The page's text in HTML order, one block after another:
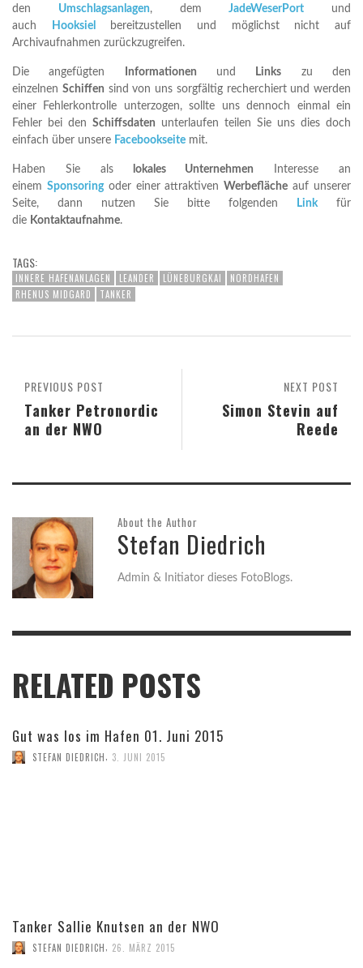
den Umschlagsanlagen, demJadeWeserPort und
auch
Hooksiel
bereitzustellen und möglichst nicht auf
Archivaufnahmen zurückzugreifen.
Die angefügten Informationen und Links zu den
einzelnen Schiffen sind von uns sorgfältig recherchiert und werden
einer Fehlerkontrolle unterzogen, sollte uns dennoch einmal ein
Fehler bei den Schiffsdaten unterlaufen teilen Sie uns dies doch
einfach über unsere Facebookseite mit.
Haben Sie alslokales Unternehmen Interesse an
einem Sponsoringoder einer attraktivenWerbefläche auf unserer
Seite, dann nutzen Sie bitte folgenden
Linkfür
die Kontaktaufnahme.
TAGS:
INNERE HAFENANLAGEN LEANDER LÜNEBURGKAI
NORDHAFEN
RHENUS MIDGARD
TANKER
NEXT POST
Simon Stevin auf
Reede
PREVIOUS POST
Tanker Petronordic
an der NWO
About the Author
Stefan Diedrich
Admin & Initiator dieses FotoBlogs.
RELATED POSTS
Gut was los im Hafen 01. Juni 2015
STEFAN DIEDRICH 3. JUNI 2015
Tanker Sallie Knutsen an der NWO
STEFAN DIEDRICH 26. MÄRZ 2015